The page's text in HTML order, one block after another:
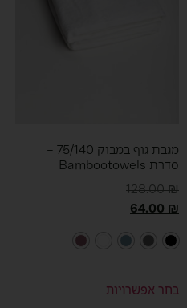
מגבת גוף במבוק 75/140 –
סדרת Bambootowels
128.00₪
64.00 ₪
בחר אפשרויות